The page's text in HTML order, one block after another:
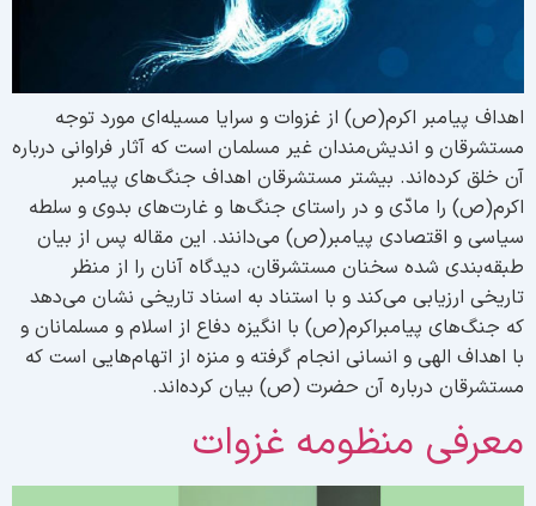
پیامبر اکرم(ص) از غزوات و سرایا مسیله‌ای مورد توجه
و اندیش‌مندان غیر مسلمان است که آثار فراوانی درباره
خلق کرده‌اند. بیشتر مستشرقان اهداف جنگ‌های پیامبر
را مادّی و در راستای جنگ‌ها و غارت‌های بدوی و سلطه
و اقتصادی پیامبر(ص) می‌دانند. این مقاله پس از بیان
شده سخنان مستشرقان، دیدگاه آنان را از منظر
ارزیابی می‌کند و با استناد به اسناد تاریخی نشان می‌دهد
جنگ‌های پیامبراکرم(ص) با انگیزه دفاع از اسلام و مسلمانان و
اهداف الهی و انسانی انجام گرفته و منزه از اتهام‌هایی است که
درباره آن حضرت (ص) بیان کرده‌اند.
منظومه غزوات